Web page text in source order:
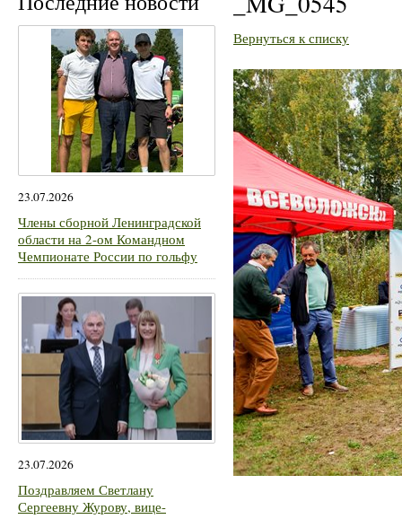
23.07.2026
Члены сборной Ленинградской
области на 2-ом Командном
Чемпионате России по гольфу
23.07.2026
Поздравляем Светлану
Сергеевну Журову, вице-
Вернуться к списку